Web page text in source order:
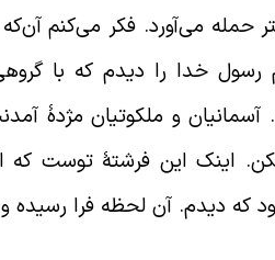
حمله می‌آورد. فکر می‌کنم
خدا را دیدم که با
و ملکوتیان مژدۀ
اینک این فرشتۀ توست که
که دیدم. آن لحظه فرا